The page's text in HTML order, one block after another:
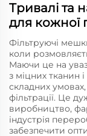
Тривалі та
для кожної
Фільтруючі
коли
Маючи це на
з міцних тканин
складних
фільтрації. Це
виробництво,
індустрія
забезпечити